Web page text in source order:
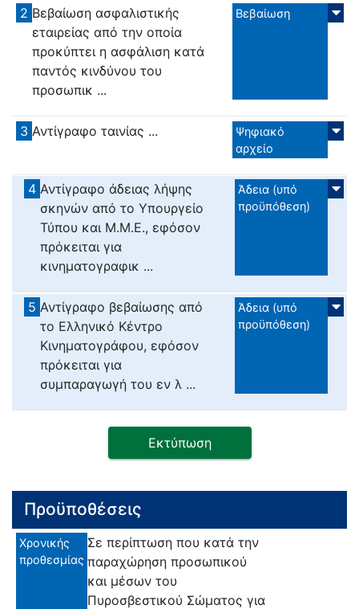
2 Βεβαίωση ασφαλιστικής
εταιρείας από την οποία
προκύπτει η ασφάλιση κατά
παντός κινδύνου του
προσωπικ ...
Βεβαίωση
3 Αντίγραφο ταινίας ...
Ψηφιακό
αρχείο
4 Αντίγραφο άδειας λήψης
σκηνών από το Υπουργείο
Τύπου και Μ.Μ.Ε., εφόσον
πρόκειται για
κινηματογραφικ ...
Άδεια (υπό
προϋπόθεση)
5 Αντίγραφο βεβαίωσης από
το Ελληνικό Κέντρο
Κινηματογράφου, εφόσον
πρόκειται για
συμπαραγωγή του εν λ ...
Άδεια (υπό
προϋπόθεση)
Εκτύπωση
Προϋποθέσεις
Χρονικής
προθεσμίας
Σε περίπτωση που κατά την
παραχώρηση προσωπικού
και μέσων του
Πυροσβεστικού Σώματος για